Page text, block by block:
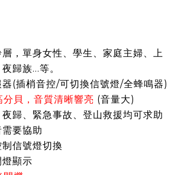
，單身女性、學生、家庭主婦、上
歸族…等。
(插梢音控/可切換信號燈/全蜂鳴器)
貝，音質清晰響亮 (音量大)
夜歸、緊急事故、登山救援均可求助
要協助
信號燈切換
顯示